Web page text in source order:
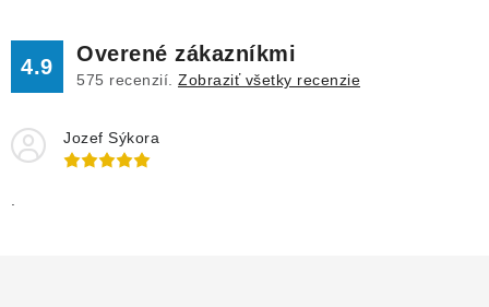
4.9
Overené zákazníkmi
575 recenzií. Zobraziť všetky recenzie
Jozef Sýkora